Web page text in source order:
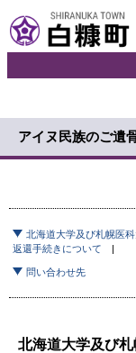
文
へ
ュ
へ
アイヌ民族のご遺
北海道大学及び札幌医
返還手続きについて
問い合わせ先
北海道大学及び